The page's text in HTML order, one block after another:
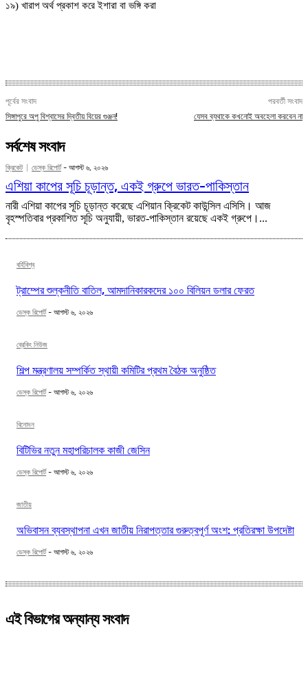
১৯) খারাপ অর্থ প্রকাশ করে ইশারা বা ভঙ্গি করা
পূর্বের সংবাদ
সিঙ্গাপুরে অপু বিশ্বাসের দ্বিতীয় বিয়ের গুঞ্জন!
পরবর্তী সংবাদ
যেসব ব্যথাকে কখনোই অবহেলা করবেন না
সর্বশেষ সংবাদ
ক্রিকেট ডেস্ক রিপোর্ট - আগস্ট ৬, ২০২৬
এশিয়া কাপের সূচি চূড়ান্ত, একই গ্রুপে ভারত-পাকিস্তান
নারী এশিয়া কাপের সূচি চূড়ান্ত করেছে এশিয়ান ক্রিকেট কাউন্সিল এসিসি। আজ
বৃহস্পতিবার প্রকাশিত সূচি অনুযায়ী, ভারত-পাকিস্তান রয়েছে একই গ্রুপে।...
বর্হিবিশ্ব
ট্রাম্পের শুল্কনীতি বাতিল, আমদানিকারকদের ১০০ বিলিয়ন ডলার ফেরত
ডেস্ক রিপোর্ট - আগস্ট ৬, ২০২৬
ব্রেকিং নিউজ
শিল্প মন্ত্রণালয় সম্পর্কিত স্থায়ী কমিটির প্রথম বৈঠক অনুষ্ঠিত
ডেস্ক রিপোর্ট - আগস্ট ৬, ২০২৬
বিনোদন
বিটিভির নতুন মহাপরিচালক কাজী জেসিন
ডেস্ক রিপোর্ট - আগস্ট ৬, ২০২৬
জাতীয়
অভিবাসন ব্যবস্থাপনা এখন জাতীয় নিরাপত্তার গুরুত্বপূর্ণ অংশ: প্রতিরক্ষা উপদেষ্টা
ডেস্ক রিপোর্ট - আগস্ট ৬, ২০২৬
এই বিভাগের অন্যান্য সংবাদ